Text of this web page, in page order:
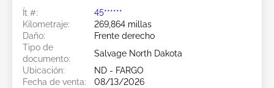
Ít #:
45******
Kilometraje:
269,864 millas
Daño:
Frente derecho
Tipo de
documento:
Salvage North Dakota
Ubicación:
ND - FARGO
Fecha de venta:
08/13/2026